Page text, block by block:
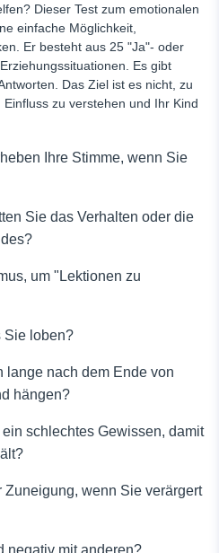
Dieser Test zum emotionalen
einfache Möglichkeit,
Er besteht aus 25 "Ja"- oder
Es gibt
Das Ziel ist es nicht, zu
zu verstehen und Ihr Kind
Ihre Stimme, wenn Sie
Sie das Verhalten oder die
um "Lektionen zu
Sie loben?
lange nach dem Ende von
hängen?
schlechtes Gewissen, damit
Zuneigung, wenn Sie verärgert
negativ mit anderen?